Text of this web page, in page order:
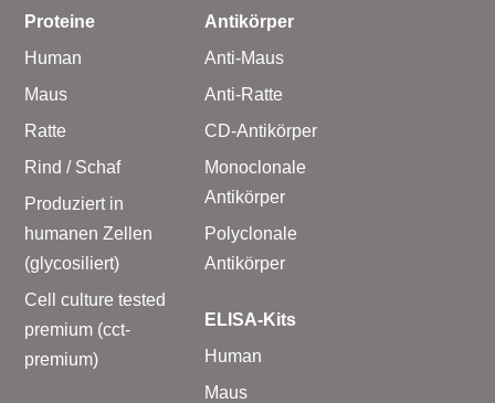
Proteine
Human
Maus
Ratte
Rind / Schaf
Produziert in
humanen Zellen
(glycosiliert)
Cell culture tested
premium (cct-
premium)
Antikörper
Anti-Maus
Anti-Ratte
CD-Antikörper
Monoclonale
Antikörper
Polyclonale
Antikörper
ELISA-Kits
Human
Maus